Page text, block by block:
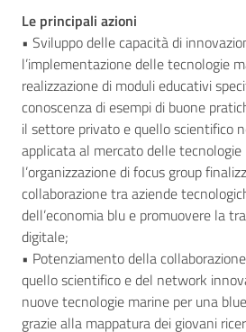
Le principali azioni
• Sviluppo delle capacità di
l’implementazione delle tecnologie
realizzazione di moduli educativi
conoscenza di esempi di buone
il settore privato e quello scientifico
applicata al mercato delle tecnologie
l’organizzazione di focus group
collaborazione tra aziende
dell’economia blu e promuovere la
digitale;
• Potenziamento della
quello scientifico e del network
nuove tecnologie marine per una
grazie alla mappatura dei giovani